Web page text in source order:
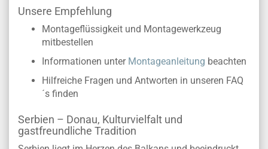
Unsere Empfehlung
Montageflüssigkeit und Montagewerkzeug
mitbestellen
Informationen unter Montageanleitung beachten
Hilfreiche Fragen und Antworten in unseren FAQ
´s finden
Serbien – Donau, Kulturvielfalt und
gastfreundliche Tradition